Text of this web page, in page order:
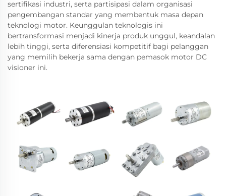
sertifikasi industri, serta partisipasi dalam organisasi
pengembangan standar yang membentuk masa depan
teknologi motor. Keunggulan teknologis ini
bertransformasi menjadi kinerja produk unggul, keandalan
lebih tinggi, serta diferensiasi kompetitif bagi pelanggan
yang memilih bekerja sama dengan pemasok motor DC
visioner ini.